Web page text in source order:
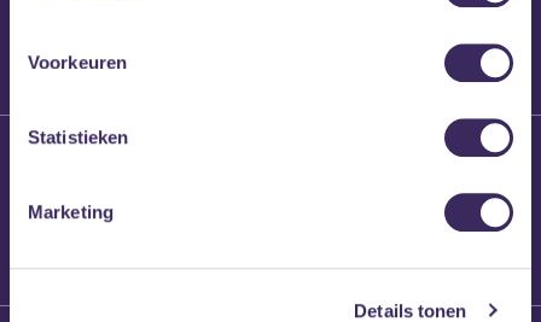
Voorkeuren
Statistieken
Marketing
Details tonen
Brennt Vanneste